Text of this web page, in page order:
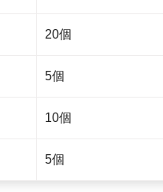
20個
5個
10個
5個